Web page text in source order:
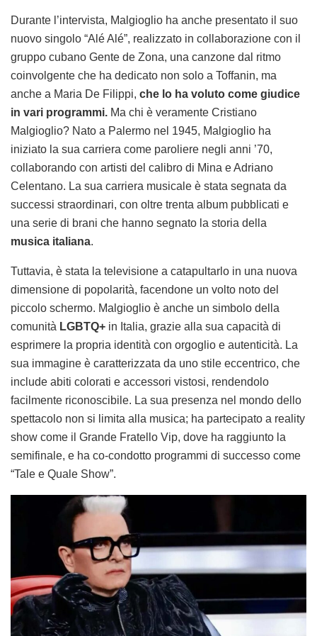
Durante l’intervista, Malgioglio ha anche presentato il suo
nuovo singolo “Alé Alé”, realizzato in collaborazione con il
gruppo cubano Gente de Zona, una canzone dal ritmo
coinvolgente che ha dedicato non solo a Toffanin, ma
anche a Maria De Filippi, che lo ha voluto come giudice
in vari programmi. Ma chi è veramente Cristiano
Malgioglio? Nato a Palermo nel 1945, Malgioglio ha
iniziato la sua carriera come paroliere negli anni ’70,
collaborando con artisti del calibro di Mina e Adriano
Celentano. La sua carriera musicale è stata segnata da
successi straordinari, con oltre trenta album pubblicati e
una serie di brani che hanno segnato la storia della
musica italiana.
Tuttavia, è stata la televisione a catapultarlo in una nuova
dimensione di popolarità, facendone un volto noto del
piccolo schermo. Malgioglio è anche un simbolo della
comunità LGBTQ+ in Italia, grazie alla sua capacità di
esprimere la propria identità con orgoglio e autenticità. La
sua immagine è caratterizzata da uno stile eccentrico, che
include abiti colorati e accessori vistosi, rendendolo
facilmente riconoscibile. La sua presenza nel mondo dello
spettacolo non si limita alla musica; ha partecipato a reality
show come il Grande Fratello Vip, dove ha raggiunto la
semifinale, e ha co-condotto programmi di successo come
“Tale e Quale Show”.